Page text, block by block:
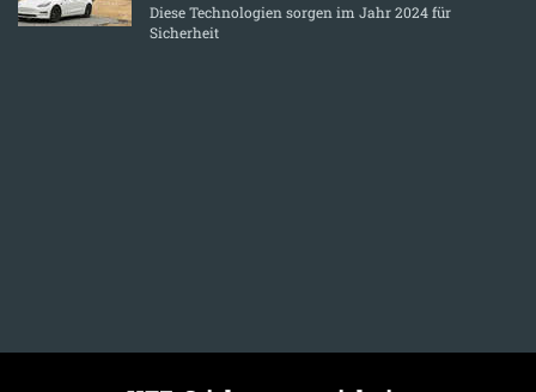
Diese Technologien sorgen im Jahr 2024 für
Sicherheit